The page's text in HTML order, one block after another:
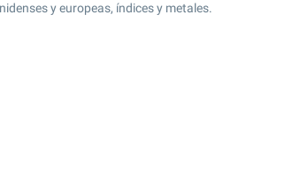
y europeas, índices y metales.